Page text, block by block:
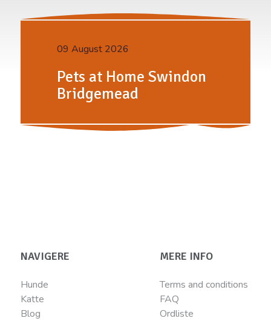
09 August 2026
Pets at Home Swindon
Bridgemead
NAVIGERE
Hunde
Katte
Blog
MERE INFO
Terms and conditions
FAQ
Ordliste